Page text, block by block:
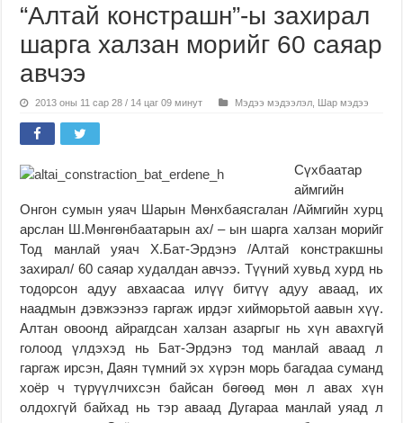
“Алтай констрашн”-ы захирал
шарга халзан морийг 60 саяар
авчээ
2013 оны 11 сар 28 / 14 цаг 09 минут Мэдээ мэдээлэл Шар мэдээ
Сүхбаатар
аймгийн
Онгон сумын уяач Шарын Мөнхбаясгалан /Аймгийн хурц
арслан Ш.Мөнгөнбаатарын ах/ – ын шарга халзан морийг
Тод манлай уяач Х.Бат-Эрдэнэ /Алтай констракшны
захирал/ 60 саяар худалдан авчээ. Түүний хувьд хурд нь
тодорсон адуу авхаасаа илүү битүү адуу аваад, их
наадмын дэвжээнээ гаргаж ирдэг хийморьтой аавын хүү.
Алтан овоонд айрагдсан халзан азаргыг нь хүн авахгүй
голоод үлдэхэд нь Бат-Эрдэнэ тод манлай аваад л
гаргаж ирсэн, Даян түмний эх хүрэн морь багадаа суманд
хоёр ч түрүүлчихсэн байсан бөгөөд мөн л авах хүн
олдохгүй байхад нь тэр аваад Дугараа манлай уяад л